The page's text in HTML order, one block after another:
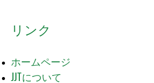
リンク
ホームページ
JJTについて